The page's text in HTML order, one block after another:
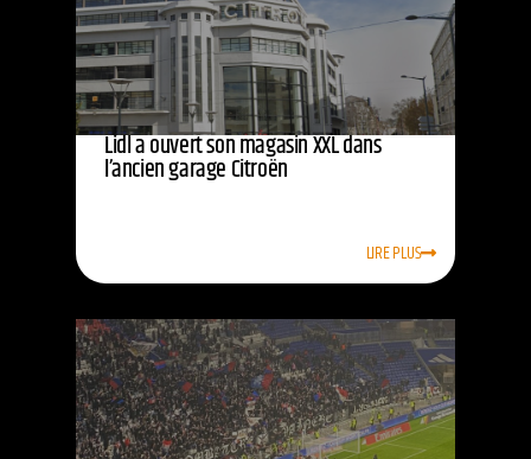
Lidl a ouvert son magasin XXL dans
l’ancien garage Citroën
LIRE PLUS